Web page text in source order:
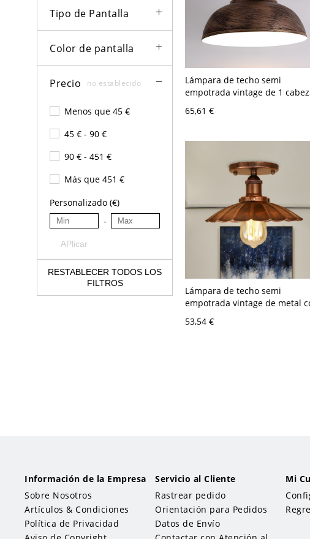
Tipo de Pantalla
Color de pantalla
Precio no establecido
Menos que 45 €
45 € - 90 €
90 € - 451 €
Más que 451 €
Personalizado (€)
-
APlicar
RESTABLECER TODOS LOS
FILTROS
Lámpara de techo semi
empotrada vintage de 1
de 11.5" de ancho con
metálica en óxido para
65,61 €
Lámpara de techo semi
empotrada vintage de metal
bombilla en óxido para balcón
53,54 €
Información de la Empresa
Sobre Nosotros
Artículos & Condiciones
Política de Privacidad
Servicio al Cliente
Rastrear pedido
Orientación para Pedidos
Datos de Envío
Mi